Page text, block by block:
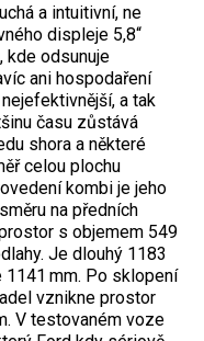
a intuitivní, ne
displeje 5,8“
kde odsunuje
ani hospodaření
a tak
času zůstává
shora a některé
celou plochu
kombi je jeho
na předních
s objemem 549
Je dlouhý 1183
1141 mm. Po sklopení
vznikne prostor
V testovaném voze